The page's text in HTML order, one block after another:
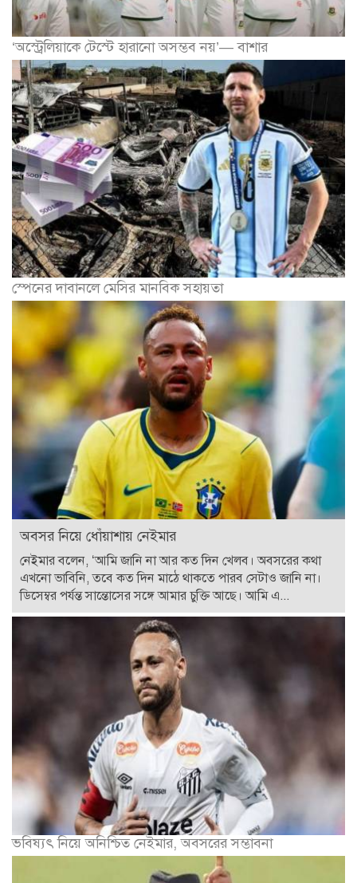
‘অস্ট্রেলিয়াকে টেস্টে হারানো অসম্ভব নয়’— বাশার
স্পেনের দাবানলে মেসির মানবিক সহায়তা
অবসর নিয়ে ধোঁয়াশায় নেইমার
নেইমার বলেন, ‘আমি জানি না আর কত দিন খেলব। অবসরের কথা
এখনো ভাবিনি, তবে কত দিন মাঠে থাকতে পারব সেটাও জানি না।
ডিসেম্বর পর্যন্ত সান্তোসের সঙ্গে আমার চুক্তি আছে। আমি এ...
ভবিষ্যৎ নিয়ে অনিশ্চিত নেইমার, অবসরের সম্ভাবনা